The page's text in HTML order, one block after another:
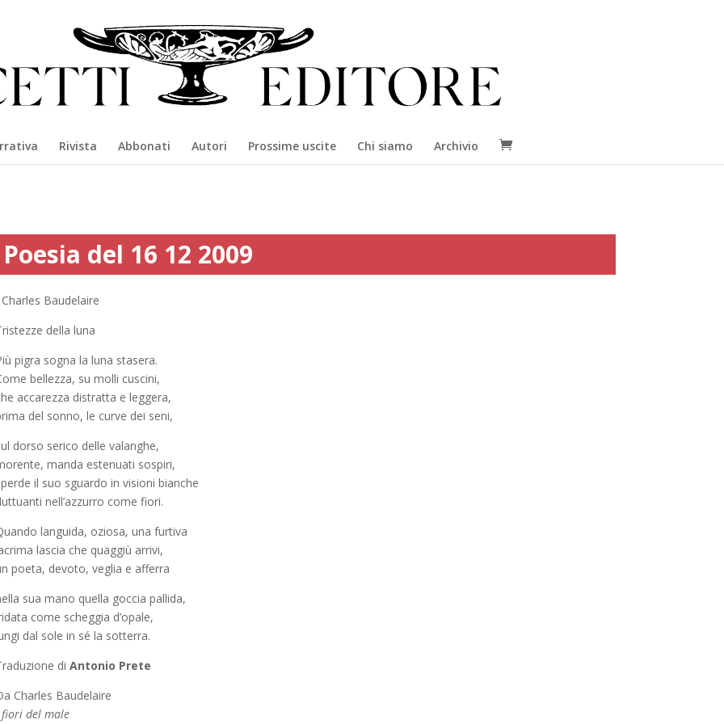
Rivista Abbonati Autori Prossime uscite Chi siamo Archivio
Poesia del 16 12 2009
Charles Baudelaire
della luna
pigra sogna la luna stasera.
bellezza, su molli cuscini,
accarezza distratta e leggera,
del sonno, le curve dei seni,
dorso serico delle valanghe,
manda estenuati sospiri,
il suo sguardo in visioni bianche
nell’azzurro come fiori.
languida, oziosa, una furtiva
lascia che quaggiù arrivi,
poeta, devoto, veglia e afferra
sua mano quella goccia pallida,
come scheggia d’opale,
dal sole in sé la sotterra.
di Antonio Prete
Charles Baudelaire
del male